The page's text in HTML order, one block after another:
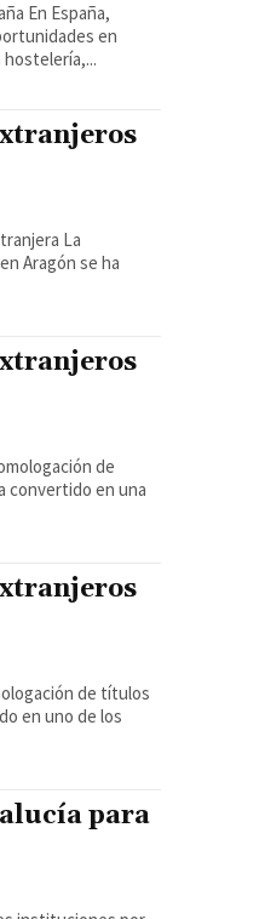
En España,
en
La
Aragón se ha
de
convertido en una
de títulos
en uno de los
para